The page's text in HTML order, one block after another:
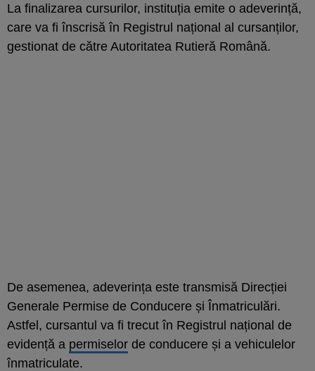
La finalizarea cursurilor, instituția emite o adeverință,
care va fi înscrisă în Registrul național al cursanților,
gestionat de către Autoritatea Rutieră Română.
De asemenea, adeverința este transmisă Direcției
Generale Permise de Conducere și Înmatriculări.
Astfel, cursantul va fi trecut în Registrul național de
evidență a permiselor de conducere și a vehiculelor
înmatriculate.